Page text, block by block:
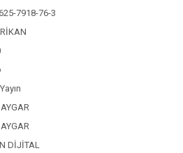
7918-76-3
DİJİTAL